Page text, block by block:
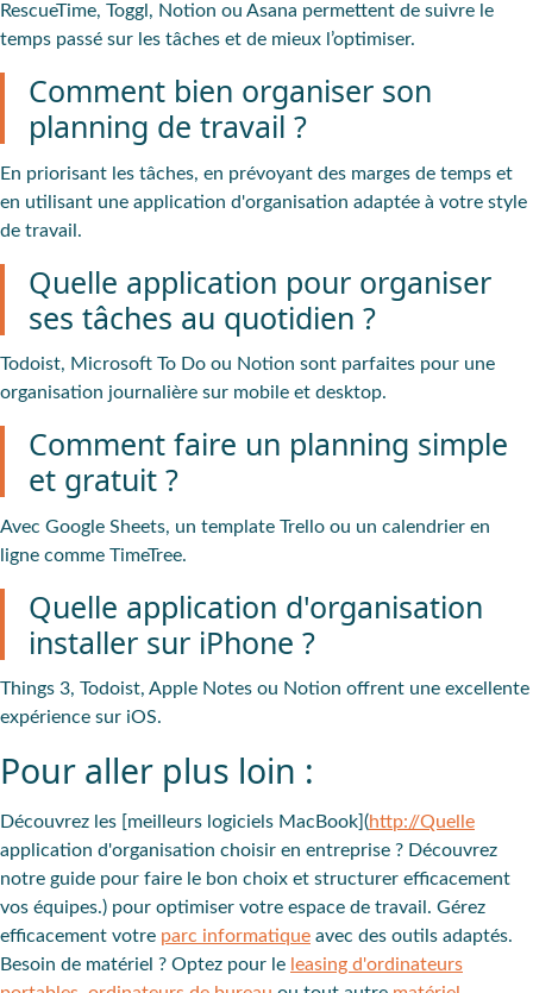
RescueTime, Toggl, Notion ou Asana permettent de suivre le
temps passé sur les tâches et de mieux l’optimiser.
Comment bien organiser son
planning de travail ?
En priorisant les tâches, en prévoyant des marges de temps et
en utilisant une application d'organisation adaptée à votre style
de travail.
Quelle application pour organiser
ses tâches au quotidien ?
Todoist, Microsoft To Do ou Notion sont parfaites pour une
organisation journalière sur mobile et desktop.
Comment faire un planning simple
et gratuit ?
Avec Google Sheets, un template Trello ou un calendrier en
ligne comme TimeTree.
Quelle application d'organisation
installer sur iPhone ?
Things 3, Todoist, Apple Notes ou Notion offrent une excellente
expérience sur iOS.
Pour aller plus loin :
Découvrez les [meilleurs logiciels MacBook](http://Quelle
application d'organisation choisir en entreprise ? Découvrez
notre guide pour faire le bon choix et structurer efficacement
vos équipes.) pour optimiser votre espace de travail. Gérez
efficacement votre parc informatique avec des outils adaptés.
Besoin de matériel ? Optez pour le leasing d'ordinateurs